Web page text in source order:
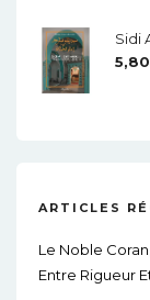
Sidi
ARTICLES
Le Noble
Entre Rigueur